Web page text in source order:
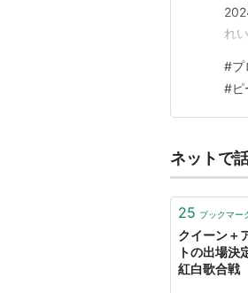
れ
見
#
#
ネットで
25 ブックマー
クイーン＋
トの出場決
紅白歌合戦